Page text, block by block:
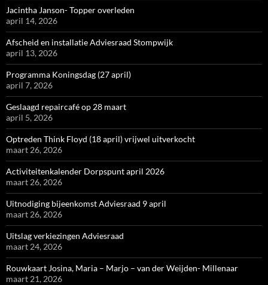
Jacintha Janson- Topper overleden
april 14, 2026
Afscheid en installatie Adviesraad Stompwijk
april 13, 2026
Programma Koningsdag (27 april)
april 7, 2026
Geslaagd repaircafé op 28 maart
april 5, 2026
Optreden Think Floyd (18 april) vrijwel uitverkocht
maart 26, 2026
Activiteitenkalender Dorpspunt april 2026
maart 26, 2026
Uitnodiging bijeenkomst Adviesraad 9 april
maart 26, 2026
Uitslag verkiezingen Adviesraad
maart 24, 2026
Rouwkaart Josina, Maria – Marjo – van der Weijden- Millenaar
maart 21, 2026